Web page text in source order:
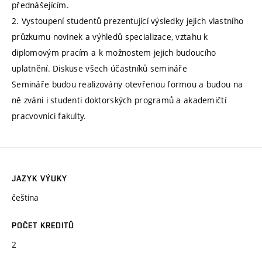
přednášejícím.
2. Vystoupení studentů prezentující výsledky jejich vlastního
průzkumu novinek a výhledů specializace, vztahu k
diplomovým pracím a k možnostem jejich budoucího
uplatnění. Diskuse všech účastníků semináře
Semináře budou realizovány otevřenou formou a budou na
ně zváni i studenti doktorských programů a akademičtí
pracvovníci fakulty.
JAZYK VÝUKY
čeština
POČET KREDITŮ
2